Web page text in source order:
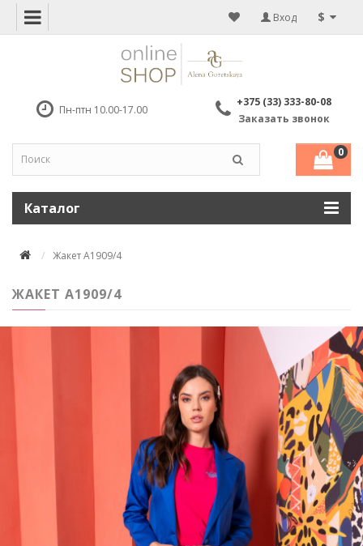
$
Вход
Пн-птн 10.00-17.00
+375 (33) 333-80-08
Заказать звонок
0
Каталог
Жакет A1909/4
ЖАКЕТ A1909/4